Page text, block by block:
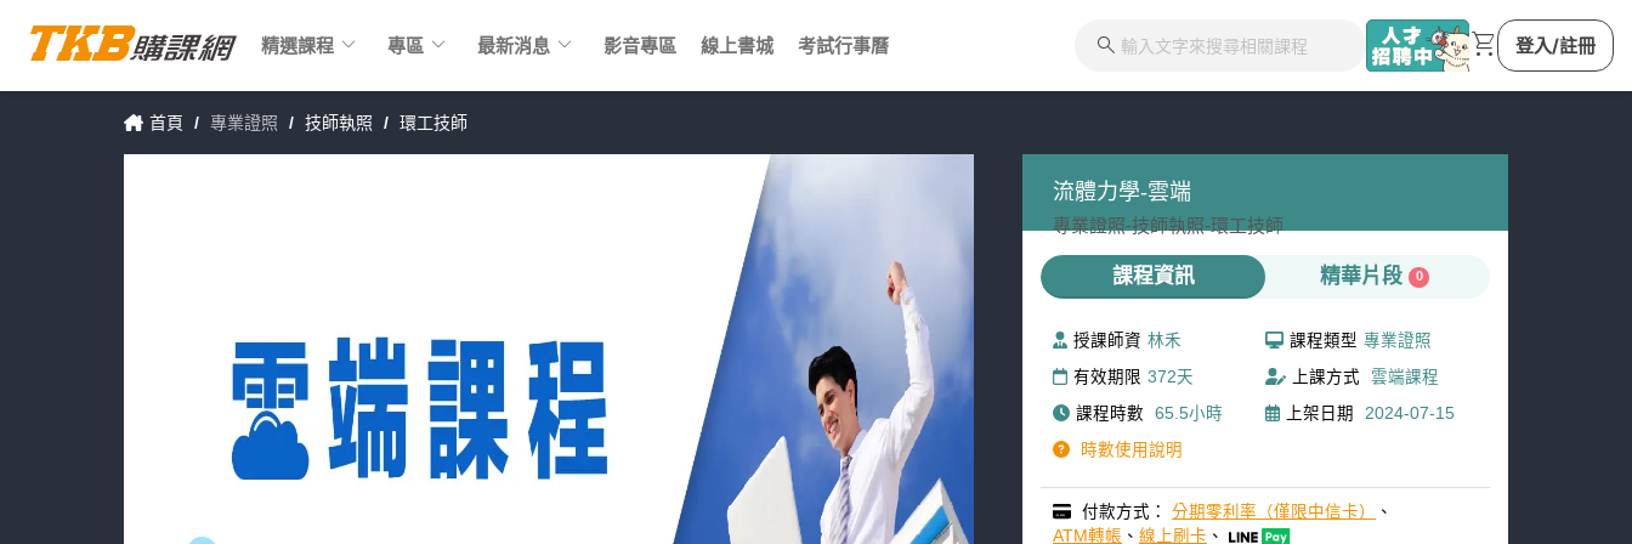
首頁 / 專業證照 / 技師執照 / 環工技師
流體力學-雲端
專業證照-技師執照-環工技師
課程資訊 精華片段 0
授課師資 林禾 課程類型 專業證照
有效期限 372天 上課方式
雲端課程
課程時數
65.5小時 上架日期
2024-07-15
時數使用說明
付款方式：分期零利率（僅限中信卡）
、
ATM轉帳 、 線上刷卡 、
精選課程 keyboard_arrow_down 專區 keyboard_arrow_down 最新消息 keyboard_arrow_down 影音專區 線上書城 考試行事曆 search shopping_cart 登入/註冊